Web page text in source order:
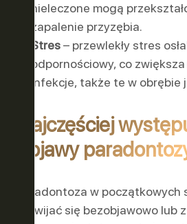
nieleczone mogą
zapalenie przyzębia.
Stres– przewlekły stres
odpornościowy, co
infekcje, także te w obrębie
Najczęściej
objawy
Paradontoza w
rozwijać się bezobjawowo lub